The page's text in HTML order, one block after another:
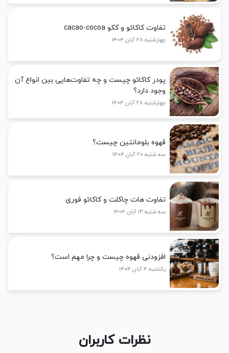
تفاوت کاکائو و ککو cacao-cocoa
چهارشنبه ۲۸ آبان ۱۴۰۴
پودر کاکائو چیست و چه تفاوت‌هایی بین انواع آن
وجود دارد؟
چهارشنبه ۲۸ آبان ۱۴۰۴
قهوه بلومانتین چیست؟
سه شنبه ۲۰ آبان ۱۴۰۴
تفاوت هات چاکلت و کاکائو فوری
سه شنبه ۱۳ آبان ۱۴۰۴
افزودنی قهوه چیست و چرا مهم است؟
یکشنبه ۴ آبان ۱۴۰۴
نظرات کاربران